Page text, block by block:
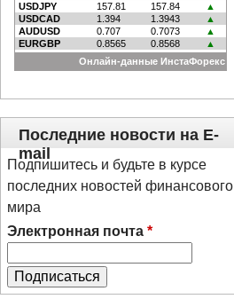
Последние новости на E-
mail
Подпишитесь и будьте в курсе
последних новостей финансового
мира
Электронная почта *